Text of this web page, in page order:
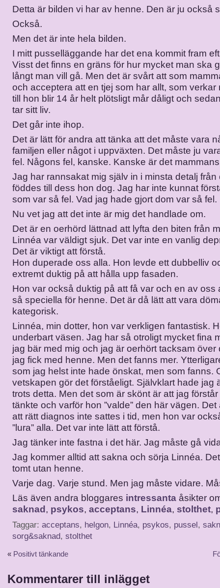
Detta är bilden vi har av henne. Den är ju också
Också.
Men det är inte hela bilden.
I mitt pusselläggande har det ena kommit fram
Visst det finns en gräns för hur mycket man ska
långt man vill gå. Men det är svårt att som
och acceptera att en tjej som har allt, som verkar
till hon blir 14 år helt plötsligt mår dåligt och
tar sitt liv.
Det går inte ihop.
Det är lätt för andra att tänka att det måste vara
familjen eller något i uppväxten. Det måste ju
fel. Någons fel, kanske. Kanske är det
Jag har rannsakat mig själv in i minsta detalj från
föddes till dess hon dog. Jag har inte kunnat
som var så fel. Vad jag hade gjort dom var så fel.
Nu vet jag att det inte är mig det handlade om.
Det är en oerhörd lättnad att lyfta den biten från
Linnéa var väldigt sjuk. Det var inte en vanlig
Det är viktigt att förstå.
Hon duperade oss alla. Hon levde ett dubbelliv
extremt duktig på att hålla upp fasaden.
Hon var också duktig på att få var och en av oss
så speciella för henne. Det är då lätt att vara
kategorisk.
Linnéa, min dotter, hon var verkligen fantastisk.
underbart väsen. Jag har så otroligt mycket fina
jag bär med mig och jag är oerhört tacksam över
jag fick med henne. Men det fanns mer.
som jag helst inte hade önskat, men som fanns.
vetskapen gör det förståeligt. Självklart hade jag
trots detta. Men det som är skönt är att jag
tänkte och varför hon ”valde” den här vägen. Det
att rätt diagnos inte sattes i tid, men hon var
”lura” alla. Det var inte lätt att förstå.
Jag tänker inte fastna i det här. Jag måste gå
Jag kommer alltid att sakna och sörja Linnéa.
tomt utan henne.
Varje dag. Varje stund. Men jag måste vidare.
Läs även andra bloggares intressanta åsikter
saknad , psykos, acceptans, Linnéa, stolthet,
Taggar: acceptans, helgon, Linnéa, psykos, pussel,
sorg&saknad, stolthet
« Positivt tänkande
Kommentarer till inlägget